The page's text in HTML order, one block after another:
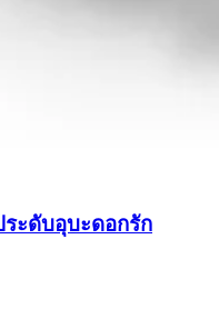
ะดับอุบะดอกรัก